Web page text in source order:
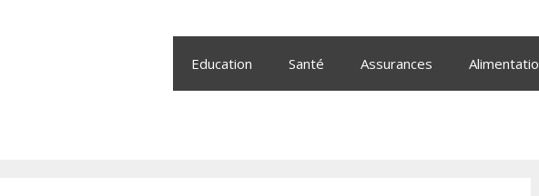
Education Santé Assurances